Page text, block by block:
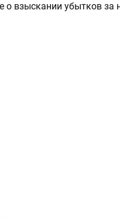
о взыскании убытков за